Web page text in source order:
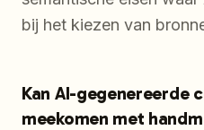
bij het kiezen van
Kan AI-gegenereerde
meekomen met